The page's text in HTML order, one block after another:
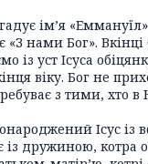
ім’я «Еммануїл»
«З нами Бог». Вкінці
із уст Ісуса
віку. Бог не
з тими, хто в
Ісус із
із дружиною, котра